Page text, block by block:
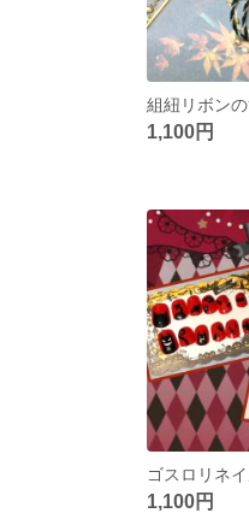
組紐リボン
1,100円
1,100円